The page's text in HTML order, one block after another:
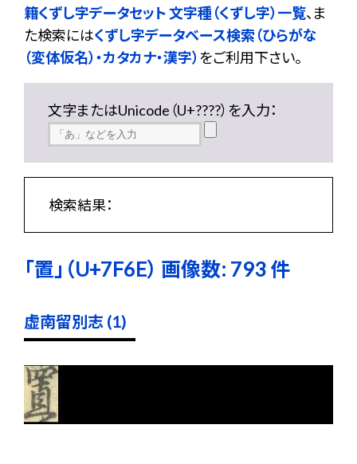
籍くずし字データセット 文字種（くずし字）一覧、ま
た検索にはくずし字データベース検索（ひらがな
（変体仮名）・カタカナ・漢字） をご利用下さい。
文字またはUnicode（U+????）を入力：
検索結果：
「置」（U+7F6E） 画像数: 793 件
虚南留別志 (1)